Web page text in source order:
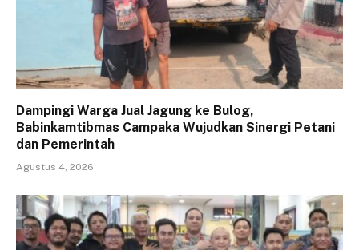
Dampingi Warga Jual Jagung ke Bulog,
Babinkamtibmas Campaka Wujudkan Sinergi Petani
dan Pemerintah
Agustus 4, 2026